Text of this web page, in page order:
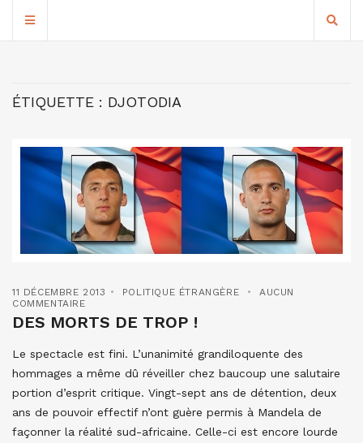
ÉTIQUETTE : DJOTODIA
11 DÉCEMBRE 2013 POLITIQUE ÉTRANGÈRE
AUCUN
COMMENTAIRE
DES MORTS DE TROP !
Le spectacle est fini. L’unanimité grandiloquente des
hommages a même dû réveiller chez baucoup une salutaire
portion d’esprit critique. Vingt-sept ans de détention, deux
ans de pouvoir effectif n’ont guère permis à Mandela de
façonner la réalité sud-africaine. Celle-ci est encore lourde